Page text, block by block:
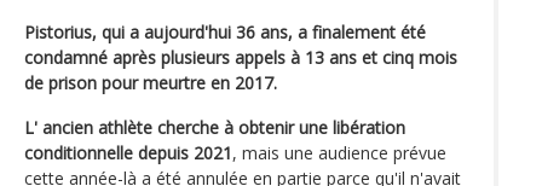
Pistorius, qui a aujourd'hui 36 ans, a finalement été
condamné après plusieurs appels à 13 ans et cinq mois
de prison pour meurtre en 2017.
L' ancien athlète cherche à obtenir une libération
conditionnelle depuis 2021, mais une audience prévue
cette année-là a été annulée en partie parce qu'il n'avait